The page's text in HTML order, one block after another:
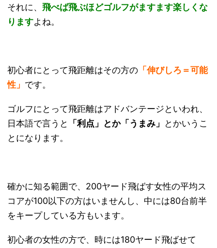
それに、 飛べば飛ぶほどゴルフがますます楽しくな
りますよね。
初心者にとって飛距離はその方の 「伸びしろ＝可能
性」 です。
ゴルフにとって飛距離はアドバンテージといわれ、
日本語で言うと
「利点」とか「うまみ」
とかいうこ
とになります。
確かに知る範囲で、200ヤード飛ばす女性の平均ス
コアが100以下の方はいませんし、中には80台前半
をキープしている方もいます。
初心者の女性の方で、時には180ヤード飛ばせて